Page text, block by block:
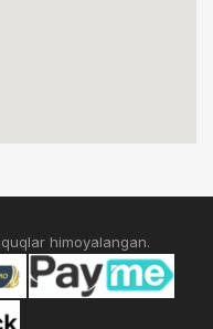
himoyalangan.